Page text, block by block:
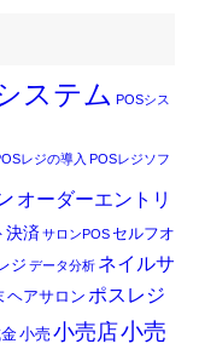
ステム POSシス
レジの導入 POSレジソフ
オーダーエントリ
決済サロンPOS セルフオ
ジ データ分析 ネイルサ
ヘアサロン ポスレジ
小売 小売店小売